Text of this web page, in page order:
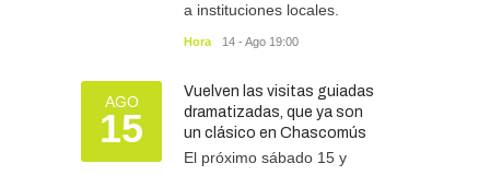
a instituciones locales.
Hora 14 - Ago 19:00
AGO
15
Vuelven las visitas guiadas
dramatizadas, que ya son
un clásico en Chascomús
El próximo sábado 15 y